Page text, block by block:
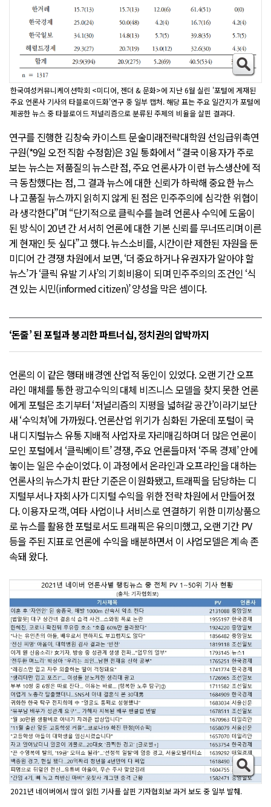
한국여성커뮤니케이션학회 <미디어, 젠더 & 문화>에 지난 6월 실린 '포털에 게재된
주요 언론사 기사의 타블로이드화'연구 중 일부 캡처. 해당 표는 주요 일간지가 포털에
제공한 뉴스 중 타블로이드 저널리즘으로 분류된 주제의 비율을 살핀 결과다.
연구를 진행한 김창숙 카이스트 문술미래전략대학원 선임급위촉연
구원(*9일 오전 직함 수정함)은 3일 통화에서 “결국 이용자가 주로
보는 뉴스는 저품질의 뉴스란 점, 주요 언론사가 이런 뉴스생산에 적
극 동참했다는 점, 그 결과 뉴스에 대한 신뢰가 하락해 중요한 뉴스
나 고품질 뉴스까지 읽히지 않게 된 점은 민주주의에 심각한 위협이
라 생각한다”며 “단기적으로 클릭수를 늘려 언론사 수익에 도움이
된 방식이 20년 간 서서히 언론에 대한 기본 신뢰를 무너뜨리며 이른
게 현재인 듯 싶다”고 했다. 뉴스소비를, 시간이란 제한된 자원을 둔
미디어 간 경쟁 차원에서 보면, ‘더 중요하거나 유권자가 알아야 할
뉴스’가 ‘클릭 유발 기사’의 기회비용이 되며 민주주의의 조건인 ‘식
견 있는 시민(informed citizen)’ 양성을 막은 셈이다.
‘돈줄’ 된 포털과 붕괴한 파트너십, 정치권의 압박까지
언론의 이 같은 행태 배경엔 산업적 동인이 있었다. 오랜 기간 오프
라인 매체를 통한 광고수익의 대체 비즈니스 모델을 찾지 못한 언론
에게 포털은 초기부터 ‘저널리즘의 지평을 넓혀갈 공간’이라기보단
새 ‘수익처’에 가까웠다. 언론산업 위기가 심화된 가운데 포털이 국
내 디지털뉴스 유통 지배적 사업자로 자리매김하며 더 많은 언론이
모인 포털에서 ‘클릭베이트’ 경쟁, 주요 언론들마저 ‘주목 경제’ 안에
놓이는 일은 수순이었다. 이 과정에서 온라인과 오프라인을 대하는
언론사의 뉴스가치 판단 기준은 이원화됐고, 트래픽을 담당하는 디
지털부서나 자회사가 디지털 수익을 위한 전략 차원에서 만들어졌
다. 이용자 모객, 여타 사업이나 서비스로 연결하기 위한 미끼상품으
로 뉴스를 활용한 포털로서도 트래픽은 유의미했고, 오랜 기간 PV
등을 주된 지표로 언론에 수익을 배분하면서 이 사업모델은 계속 존
속돼 왔다.
2021년 네이버에서 많이 읽힌 기사를 살핀 기자협회보 과거 보도 중 일부 발췌.